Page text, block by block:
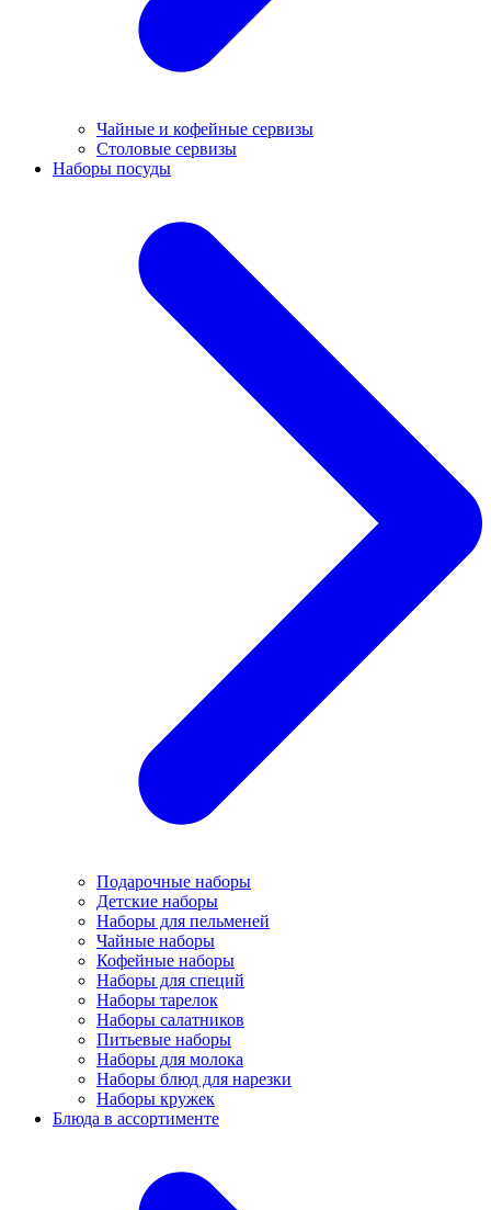
Чайные и кофейные сервизы
Столовые сервизы
Наборы посуды
Подарочные наборы
Детские наборы
Наборы для пельменей
Чайные наборы
Кофейные наборы
Наборы для специй
Наборы тарелок
Наборы салатников
Питьевые наборы
Наборы для молока
Наборы блюд для нарезки
Наборы кружек
Блюда в ассортименте